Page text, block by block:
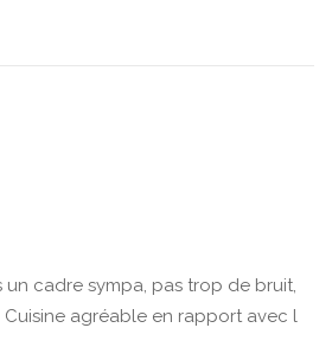
cadre sympa, pas trop de bruit,
agréable en rapport avec l